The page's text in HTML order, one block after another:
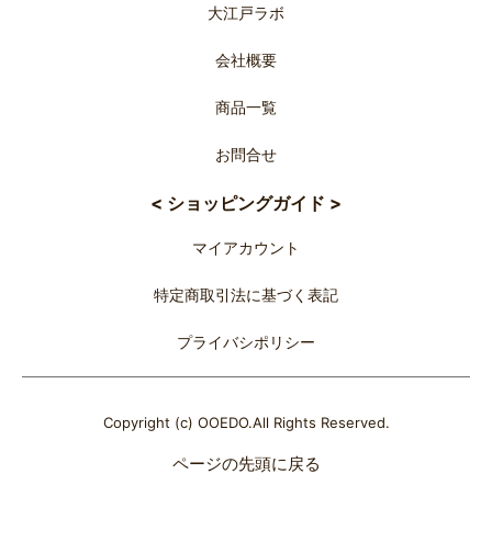
大江戸ラボ
会社概要
商品一覧
お問合せ
< ショッピングガイド >
マイアカウント
特定商取引法に基づく表記
プライバシポリシー
Copyright (c) OOEDO.All Rights Reserved.
ページの先頭に戻る